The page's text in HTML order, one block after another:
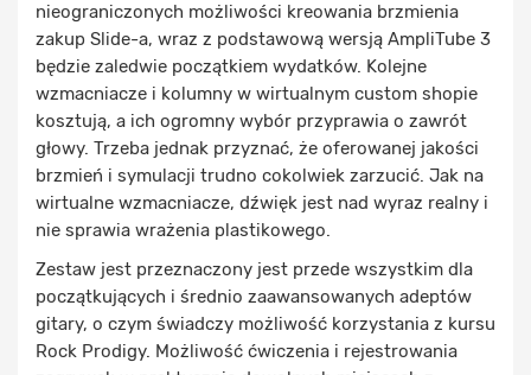
nieograniczonych możliwości kreowania brzmienia
zakup Slide-a, wraz z podstawową wersją AmpliTube 3
będzie zaledwie początkiem wydatków. Kolejne
wzmacniacze i kolumny w wirtualnym custom shopie
kosztują, a ich ogromny wybór przyprawia o zawrót
głowy. Trzeba jednak przyznać, że oferowanej jakości
brzmień i symulacji trudno cokolwiek zarzucić. Jak na
wirtualne wzmacniacze, dźwięk jest nad wyraz realny i
nie sprawia wrażenia plastikowego.
Zestaw jest przeznaczony jest przede wszystkim dla
początkujących i średnio zaawansowanych adeptów
gitary, o czym świadczy możliwość korzystania z kursu
Rock Prodigy. Możliwość ćwiczenia i rejestrowania